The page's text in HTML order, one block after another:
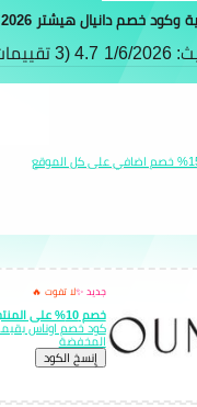
خصم دانيال هيشتر 2026
4.7 (3 تقييمات)
جديد ✨لا تفوت 🔥
خصم 10% على المنتجات غير المخفضة
المخفضة
إِنسخ الكود